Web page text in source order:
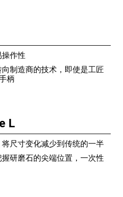
作性
制造商的技术，即使是工匠
柄
L
尺寸变化减少到传统的一半
研磨石的尖端位置，一次性